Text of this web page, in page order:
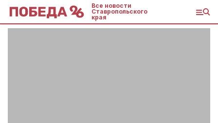
Все новости
Ставропольского
края